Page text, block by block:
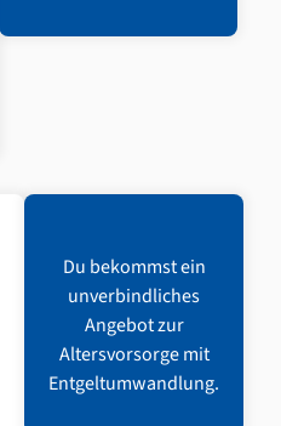
Du bekommst ein
unverbindliches
Angebot zur
Altersvorsorge mit
Entgeltumwandlung.